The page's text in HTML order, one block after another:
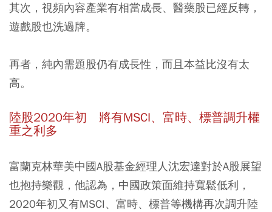
其次，視頻內容產業有相當成長、醫藥股已經反轉，
遊戲股也洗過牌。
再者，純內需題股仍有成長性，而且本益比沒有太
高。
陸股2020年初 將有MSCI、富時、標普調升權
重之利多
富蘭克林華美中國A股基金經理人沈宏達對於A股展望
也抱持樂觀，他認為，中國政策面維持寬鬆低利，
2020年初又有MSCI、富時、標普等機構再次調升陸